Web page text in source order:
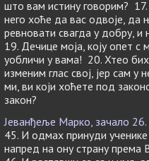
што вам истину говорим?
него хоће да вас одвоје, да
ревновати свагда у добру, и
19. Дечице моја, коју опет
уобличи у вама! 20. Хтео
изменим глас свој, јер сам
ми, ви који хоћете под
закон?
Јеванђеље Марко, зачало
45. И одмах принуди
напред на ону страну према